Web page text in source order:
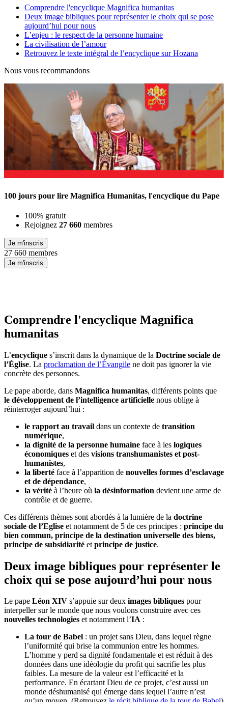
Comprendre l'encyclique Magnifica humanitas
Deux image bibliques pour représenter le choix qui se pose
aujourd’hui pour nous
L’enjeu : le respect de la personne humaine
La civilisation de l’amour
Retrouvez le texte intégral de l’encyclique sur Hozana
Nous vous recommandons
100 jours pour lire Magnifica Humanitas, l'encyclique du Pape
100% gratuit
Rejoignez 27 660 membres
Je m'inscris
27 660 membres
Je m'inscris
Comprendre l'encyclique Magnifica
humanitas
L’encyclique s’inscrit dans la dynamique de la Doctrine sociale de
l’Église. La proclamation de l’Évangile ne doit pas ignorer la vie
concrète des personnes.
Le pape aborde, dans Magnifica humanitas, différents points que
le développement de l’intelligence artificielle nous oblige à
réinterroger aujourd’hui :
le rapport au travail dans un contexte de transition
numérique,
la dignité de la personne humaine face à les logiques
économiques et des visions transhumanistes et post-
humanistes,
la liberté face à l’apparition de nouvelles formes d’esclavage
et de dépendance,
la vérité à l’heure où la désinformation devient une arme de
contrôle et de guerre.
Ces différents thèmes sont abordés à la lumière de la doctrine
sociale de l’Eglise et notamment de 5 de ces principes : principe du
bien commun, principe de la destination universelle des biens,
principe de subsidiarité et principe de justice.
Deux image bibliques pour représenter le
choix qui se pose aujourd’hui pour nous
Le pape Léon XIV s’appuie sur deux images bibliques pour
interpeller sur le monde que nous voulons construire avec ces
nouvelles technologies et notamment l’IA :
La tour de Babel : un projet sans Dieu, dans lequel règne
l’uniformité qui brise la communion entre les hommes.
L’homme y perd sa dignité fondamentale et est réduit à des
données dans une idéologie du profit qui sacrifie les plus
faibles. La mesure de la valeur est l’efficacité et la
performance. En écartant Dieu de ce projet, c’est aussi un
monde déshumanisé qui émerge dans lequel l’autre n’est